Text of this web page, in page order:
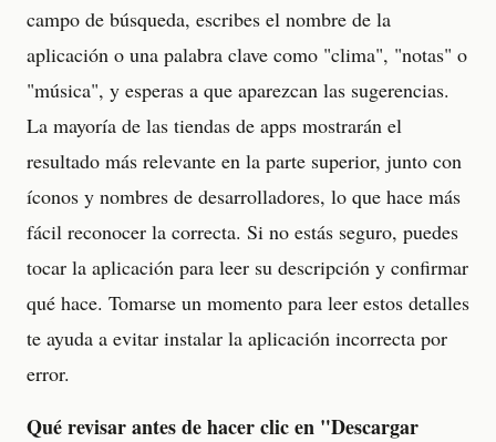
campo de búsqueda, escribes el nombre de la
aplicación o una palabra clave como "clima", "notas" o
"música", y esperas a que aparezcan las sugerencias.
La mayoría de las tiendas de apps mostrarán el
resultado más relevante en la parte superior, junto con
íconos y nombres de desarrolladores, lo que hace más
fácil reconocer la correcta. Si no estás seguro, puedes
tocar la aplicación para leer su descripción y confirmar
qué hace. Tomarse un momento para leer estos detalles
te ayuda a evitar instalar la aplicación incorrecta por
error.
Qué revisar antes de hacer clic en "Descargar